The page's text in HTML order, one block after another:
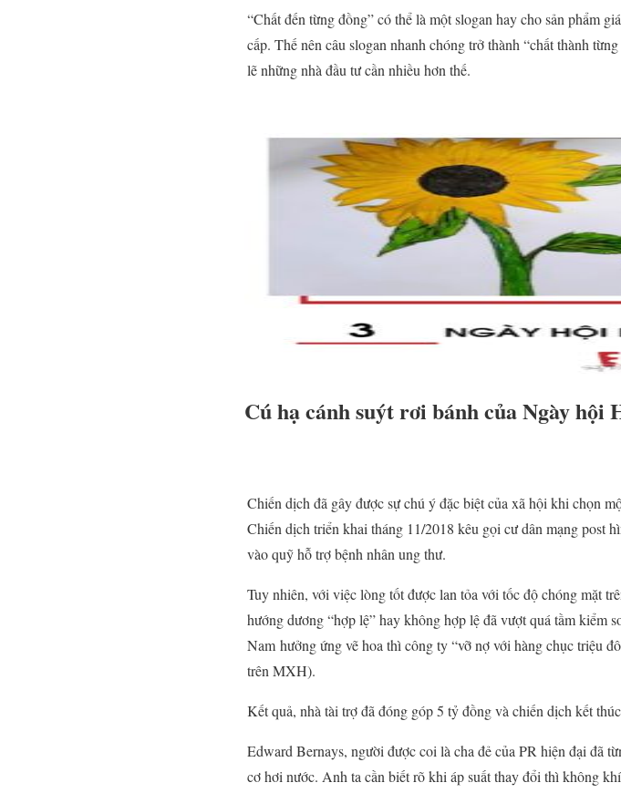
“Chất đến từng đồng” có thể là một slogan hay cho sản phẩm
cấp. Thế nên câu slogan nhanh chóng trở thành “chất thành
lẽ những nhà đầu tư cần nhiều hơn thế.
Cú hạ cánh suýt rơi bánh của Ngày hội
Chiến dịch đã gây được sự chú ý đặc biệt của xã hội khi chọn
Chiến dịch triển khai tháng 11/2018 kêu gọi cư dân mạng post
vào quỹ hỗ trợ bệnh nhân ung thư.
Tuy nhiên, với việc lòng tốt được lan tỏa với tốc độ chóng mặt
hướng dương “hợp lệ” hay không hợp lệ đã vượt quá tầm kiểm
Nam hưởng ứng vẽ hoa thì công ty “vỡ nợ với hàng chục triệu
trên MXH).
Kết quả, nhà tài trợ đã đóng góp 5 tỷ đồng và chiến dịch kết
Edward Bernays, người được coi là cha đẻ của PR hiện đại đã
cơ hơi nước. Anh ta cần biết rõ khi áp suất thay đổi thì không